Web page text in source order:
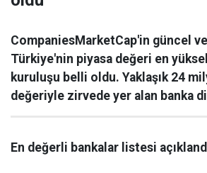
CompaniesMarketCap'in güncel
Türkiye'nin piyasa değeri en
kuruluşu belli oldu. Yaklaşık 24
değeriyle zirvede yer alan banka
En değerli bankalar listesi